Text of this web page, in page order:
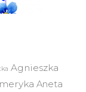
Agnieszka
Aneta